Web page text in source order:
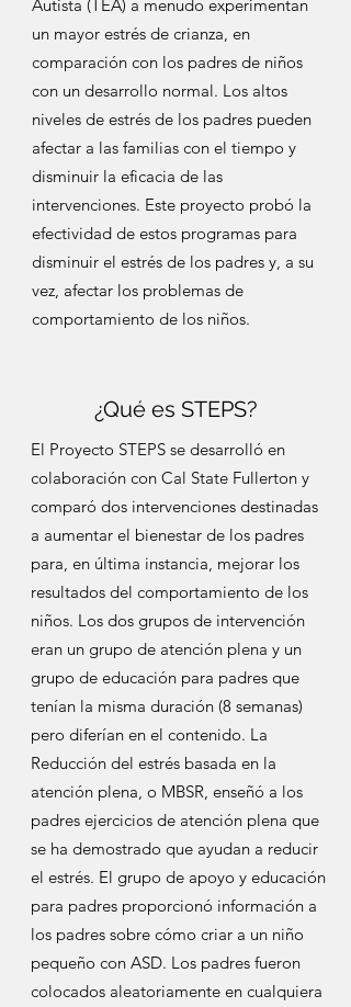
Autista (TEA) a menudo experimentan
un mayor estrés de crianza, en
comparación con los padres de niños
con un desarrollo normal. Los altos
niveles de estrés de los padres pueden
afectar a las familias con el tiempo y
disminuir la eficacia de las
intervenciones. Este proyecto probó la
efectividad de estos programas para
disminuir el estrés de los padres y, a su
vez, afectar los problemas de
comportamiento de los niños.
¿Qué es STEPS?
El Proyecto STEPS se desarrolló en
colaboración con Cal State Fullerton y
comparó dos intervenciones destinadas
a aumentar el bienestar de los padres
para, en última instancia, mejorar los
resultados del comportamiento de los
niños. Los dos grupos de intervención
eran un grupo de atención plena y un
grupo de educación para padres que
tenían la misma duración (8 semanas)
pero diferían en el contenido. La
Reducción del estrés basada en la
atención plena, o MBSR, enseñó a los
padres ejercicios de atención plena que
se ha demostrado que ayudan a reducir
el estrés. El grupo de apoyo y educación
para padres proporcionó información a
los padres sobre cómo criar a un niño
pequeño con ASD. Los padres fueron
colocados aleatoriamente en cualquiera